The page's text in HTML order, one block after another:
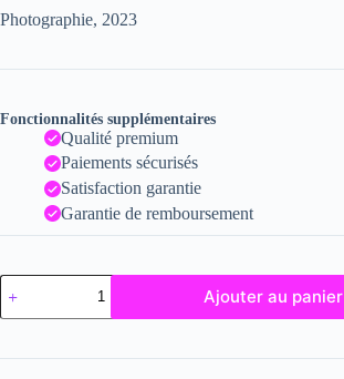
était :
est :
Photographie, 2023
Fonctionnalités supplémentaires
Qualité premium
Paiements sécurisés
Satisfaction garantie
Garantie de remboursement
quantité
de
Line
Ajouter au panier